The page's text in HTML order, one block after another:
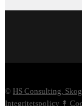
© HS Consulting,
Integritetspolicy ↟